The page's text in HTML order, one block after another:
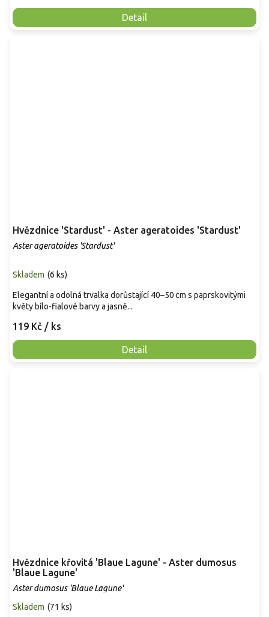
Detail
Hvězdnice 'Stardust' - Aster ageratoides 'Stardust'
Aster ageratoides 'Stardust'
Skladem (6 ks)
119 Kč / ks
Detail
Elegantní a odolná trvalka dorůstající 40–50 cm s paprskovitými
květy bílo-fialové barvy a jasně...
Hvězdnice křovitá 'Blaue Lagune' - Aster dumosus
'Blaue Lagune'
Aster dumosus 'Blaue Lagune'
Skladem (71 ks)